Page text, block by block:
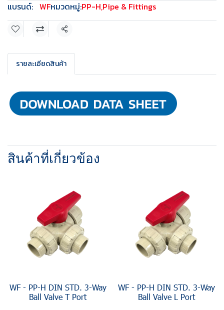
แบรนด์: WFหมวดหมู่:PP-H,Pipe & Fittings
แชร์
รายละเอียดสินค้า
สินค้าที่เกี่ยวข้อง
WF - PP-H DIN STD. 3-Way
Ball Valve T Port
WF - PP-H DIN STD. 3-Way
Ball Valve L Port